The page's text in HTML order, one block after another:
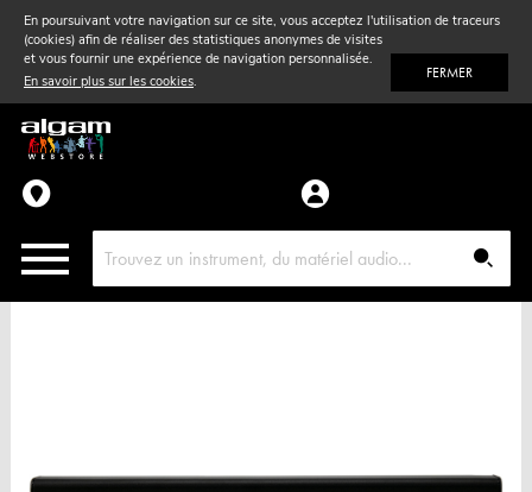
En poursuivant votre navigation sur ce site, vous acceptez l'utilisation de traceurs
(cookies) afin de réaliser des statistiques anonymes de visites
et vous fournir une expérience de navigation personnalisée.
En savoir plus sur les cookies. FERMER
Vent& Violon
Accessoires
Pièces détachées